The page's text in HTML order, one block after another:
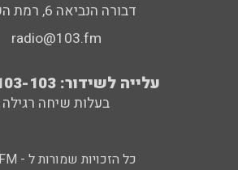
דבורה הנביאה 6, רמת השרון
radio@103.fm
עלייה לשידור: 0552-103-103
בעלות שיחה רגילה
כל הזכויות שמורות ל - 103FM